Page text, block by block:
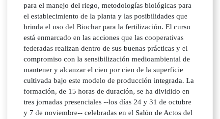
para el manejo del riego, metodologías biológicas para
el establecimiento de la planta y las posibilidades que
brinda el uso del Biochar para la fertilización. El curso
está enmarcado en las acciones que las cooperativas
federadas realizan dentro de sus buenas prácticas y el
compromiso con la sensibilización medioambiental de
mantener y alcanzar el cien por cien de la superficie
cultivada bajo este modelo de producción integrada. La
formación, de 15 horas de duración, se ha dividido en
tres jornadas presenciales --los días 24 y 31 de octubre
y 7 de noviembre-- celebradas en el Salón de Actos del